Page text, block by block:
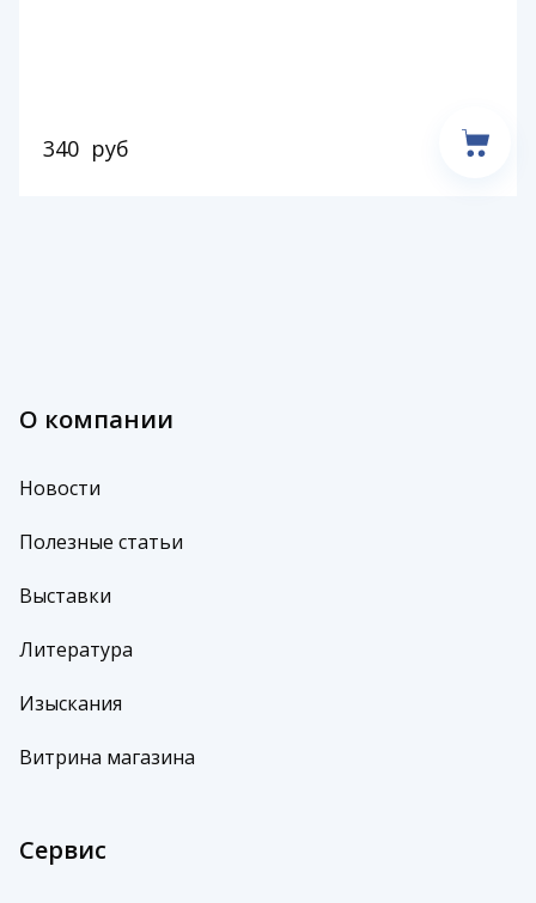
340 руб
О компании
Новости
Полезные статьи
Выставки
Литература
Изыскания
Витрина магазина
Сервис